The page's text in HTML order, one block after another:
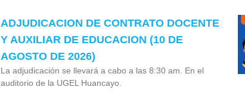
ADJUDICACION DE CONTRATO DOCENTE
Y AUXILIAR DE EDUCACION (10 DE
AGOSTO DE 2026)
La adjudicación se llevará a cabo a las 8:30 am. En el
auditorio de la UGEL Huancayo.